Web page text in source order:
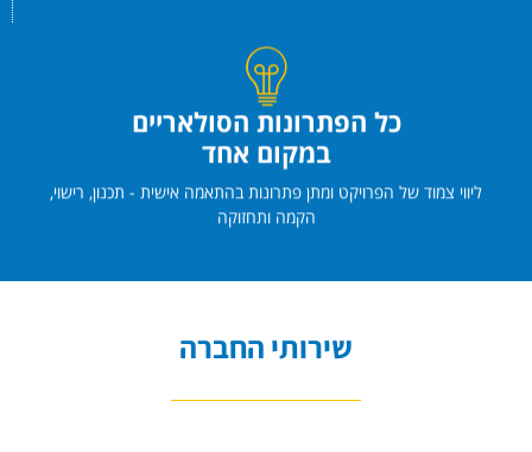
כל הפתרונות הסולאריים
במקום אחד
ליווי צמוד של הפרויקט ומתן פתרונות בהתאמה אישית - תכנון, רישוי,
הקמה ותחזוקה
שירותי החברה